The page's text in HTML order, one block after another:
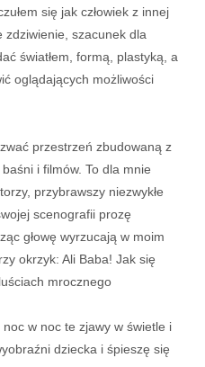
się jak człowiek z innej
zdziwienie, szacunek dla
światłem, formą, plastyką, a
oglądających możliwości
przestrzeń zbudowaną z
i filmów. To dla mnie
przybrawszy niezwykłe
scenografii prozę
głowę wyrzucają w moim
okrzyk: Ali Baba! Jak się
mrocznego
w noc te zjawy w świetle i
dziecka i śpieszę się